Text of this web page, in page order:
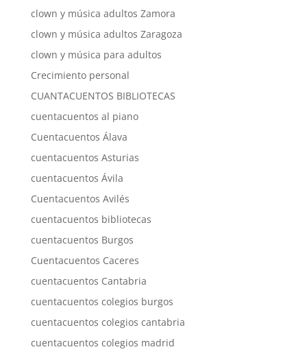
clown y música adultos Zamora
clown y música adultos Zaragoza
clown y música para adultos
Crecimiento personal
CUANTACUENTOS BIBLIOTECAS
cuentacuentos al piano
Cuentacuentos Álava
cuentacuentos Asturias
cuentacuentos Ávila
Cuentacuentos Avilés
cuentacuentos bibliotecas
cuentacuentos Burgos
Cuentacuentos Caceres
cuentacuentos Cantabria
cuentacuentos colegios burgos
cuentacuentos colegios cantabria
cuentacuentos colegios madrid